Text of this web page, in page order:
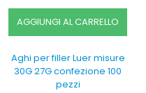
AGGIUNGI AL CARRELLO
Aghi per filler Luer misure
30G 27G confezione 100
pezzi